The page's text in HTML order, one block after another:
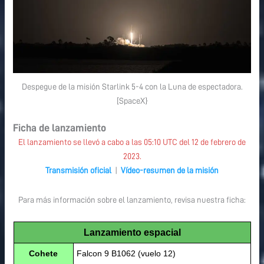
Despegue de la misión Starlink 5-4 con la Luna de espectadora.
[SpaceX}
Ficha de lanzamiento
El lanzamiento se llevó a cabo a las 05:10 UTC del 12 de febrero de
2023.
Transmisión oficial
Vídeo-resumen de la misión
Para más información sobre el lanzamiento, revisa nuestra ficha:
Lanzamiento espacial
Cohete Falcon 9 B1062 (vuelo 12)